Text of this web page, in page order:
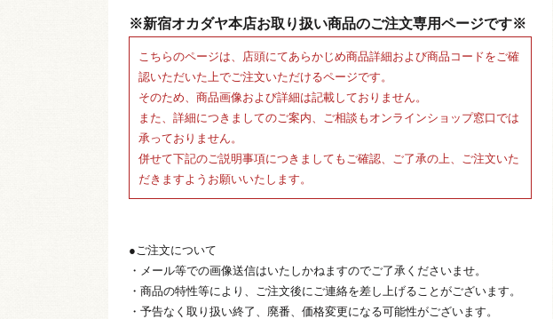
※新宿オカダヤ本店お取り扱い商品のご注文専用ページです※
こちらのページは、店頭にてあらかじめ商品詳細および商品コードをご確
認いただいた上でご注文いただけるページです。
そのため、商品画像および詳細は記載しておりません。
また、詳細につきましてのご案内、ご相談もオンラインショップ窓口では
承っておりません。
併せて下記のご説明事項につきましてもご確認、ご了承の上、ご注文いた
だきますようお願いいたします。
●ご注文について
・メール等での画像送信はいたしかねますのでご了承くださいませ。
・商品の特性等により、ご注文後にご連絡を差し上げることがございます。
・予告なく取り扱い終了、廃番、価格変更になる可能性がございます。